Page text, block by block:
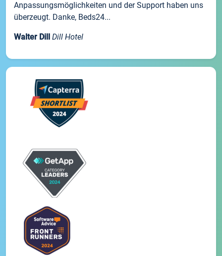
Anpassungsmöglichkeiten und der Support haben uns
überzeugt. Danke, Beds24...
Walter Dill Dill Hotel